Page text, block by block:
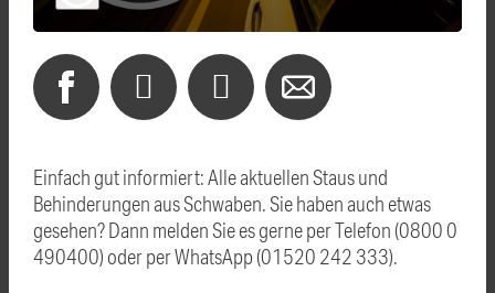
Einfach gut informiert: Alle aktuellen Staus und
Behinderungen aus Schwaben. Sie haben auch etwas
gesehen? Dann melden Sie es gerne per Telefon (0800 0
490400) oder per WhatsApp (01520 242 333).